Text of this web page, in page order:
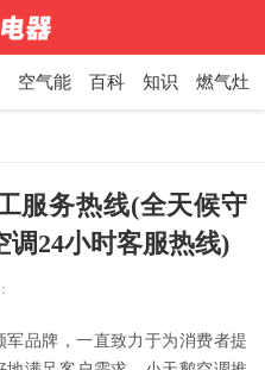
空气能 百科 知识 燃气灶
服务热线(全天候守
24小时客服热线)
品牌，一直致力于为消费者提